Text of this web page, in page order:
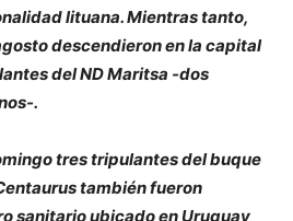
lituana. Mientras tanto,
descendieron en la capital
del ND Maritsa -dos
.
tres tripulantes del buque
también fueron
sanitario ubicado en Uruguay